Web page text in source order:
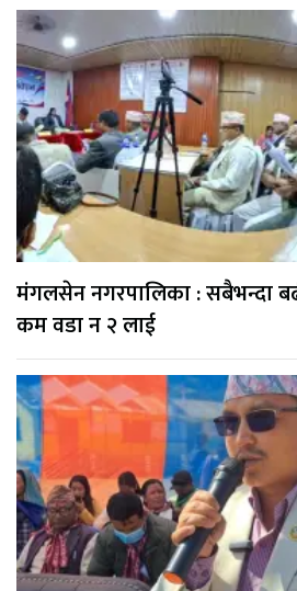
मंगलसेन नगरपालिका : सबैभन्दा
कम वडा न २ लाई